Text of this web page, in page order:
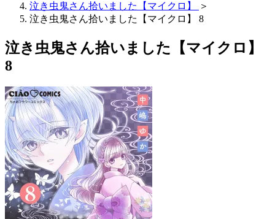
泣き虫鬼さん拾いました【マイクロ】
＞
泣き虫鬼さん拾いました【マイクロ】 8
泣き虫鬼さん拾いました【マイクロ】
8